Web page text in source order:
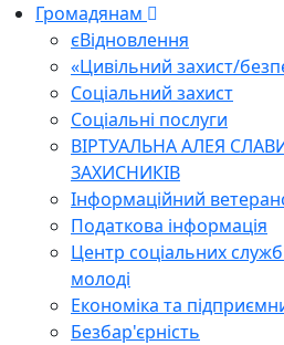
Громадянам
єВідновлення
«Цивільний захист/
Соціальний захист
Соціальні послуги
ВІРТУАЛЬНА АЛЕЯ
ЗАХИСНИКІВ
Інформаційний
Податкова інформація
Центр соціальних служб
молоді
Економіка та
Безбар'єрність